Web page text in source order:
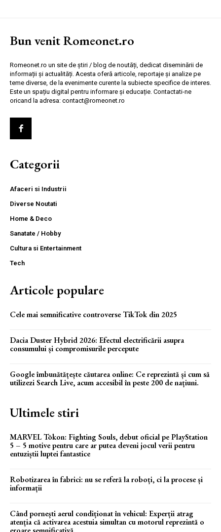
Bun venit Romeonet.ro
Romeonet.ro un site de știri / blog de noutăți, dedicat diseminării de
informații și actualități. Acesta oferă articole, reportaje și analize pe
teme diverse, de la evenimente curente la subiecte specifice de interes.
Este un spațiu digital pentru informare și educație. Contactati-ne
oricand la adresa: contact@romeonet.ro
Categorii
Afaceri si Industrii
Diverse Noutati
Home & Deco
Sanatate / Hobby
Cultura si Entertainment
Tech
Articole populare
Cele mai semnificative controverse TikTok din 2025
Dacia Duster Hybrid 2026: Efectul electrificării asupra
consumului și compromisurile percepute
Google îmbunătățește căutarea online: Ce reprezintă și cum să
utilizezi Search Live, acum accesibil în peste 200 de națiuni.
Ultimele stiri
MARVEL Tōkon: Fighting Souls, debut oficial pe PlayStation
5 – 5 motive pentru care ar putea deveni jocul verii pentru
entuziștii luptei fantastice
Robotizarea în fabrici: nu se referă la roboți, ci la procese și
informații
Când pornești aerul condiționat în vehicul: Experții atrag
atenția că activarea acestuia simultan cu motorul reprezintă o